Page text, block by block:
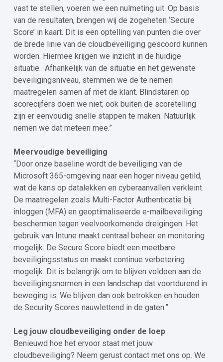
vast te stellen, voeren we een nulmeting uit. Op basis
van de resultaten, brengen wij de zogeheten ‘Secure
Score’ in kaart. Dit is een optelling van punten die over
de brede linie van de cloudbeveiliging gescoord kunnen
worden. Hiermee krijgen we inzicht in de huidige
situatie. Afhankelijk van de situatie en het gewenste
beveiligingsniveau, stemmen we de te nemen
maatregelen samen af met de klant. Blindstaren op
scorecijfers doen we niet; ook buiten de scoretelling
zijn er eenvoudig snelle stappen te maken. Natuurlijk
nemen we dat meteen mee.”
Meervoudige beveiliging
“Door onze baseline wordt de beveiliging van de
Microsoft 365-omgeving naar een hoger niveau getild,
wat de kans op datalekken en cyberaanvallen verkleint.
De maatregelen zoals Multi-Factor Authenticatie bij
inloggen (MFA) en geoptimaliseerde e-mailbeveiliging
beschermen tegen veelvoorkomende dreigingen. Het
gebruik van Intune maakt centraal beheer en monitoring
mogelijk. De Secure Score biedt een meetbare
beveiligingsstatus en maakt continue verbetering
mogelijk. Dit is belangrijk om te blijven voldoen aan de
beveiligingsnormen in een landschap dat voortdurend in
beweging is. We blijven dan ook betrokken en houden
de Security Scores nauwlettend in de gaten.”
Leg jouw cloudbeveiliging onder de loep
Benieuwd hoe het ervoor staat met jouw
cloudbeveiliging? Neem gerust contact met ons op. We